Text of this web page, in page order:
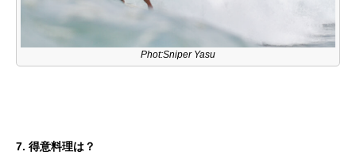
Phot:Sniper Yasu
7. 得意料理は？